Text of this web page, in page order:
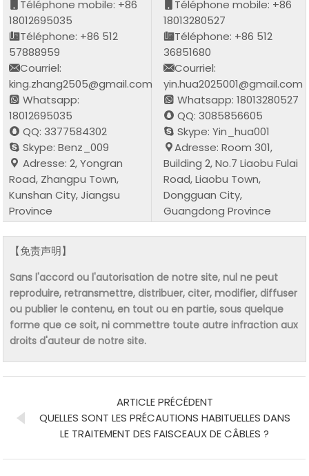
Téléphone mobile: +86
18012695035
Téléphone: +86 512
57888959
Courriel:
king.zhang2505@gmail.com
Whatsapp:
18012695035
QQ: 3377584302
Skype: Benz_009
Adresse: 2, Yongran
Road, Zhangpu Town,
Kunshan City, Jiangsu
Province
Téléphone mobile: +86
18013280527
Téléphone: +86 512
36851680
Courriel:
yin.hua2025001@gmail.com
Whatsapp: 18013280527
QQ: 3085856605
Skype: Yin_hua001
Adresse: Room 301,
Building 2, No.7 Liaobu Fulai
Road, Liaobu Town,
Dongguan City,
Guangdong Province
【免责声明】
Sans l'accord ou l'autorisation de notre site, nul ne peut
reproduire, retransmettre, distribuer, citer, modifier, diffuser
ou publier le contenu, en tout ou en partie, sous quelque
forme que ce soit, ni commettre toute autre infraction aux
droits d'auteur de notre site.
ARTICLE PRÉCÉDENT
QUELLES SONT LES PRÉCAUTIONS HABITUELLES DANS
LE TRAITEMENT DES FAISCEAUX DE CÂBLES ?